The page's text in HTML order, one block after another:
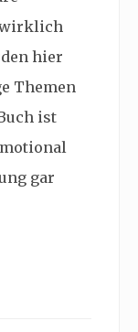
wirklich
hier
Themen
ist
gar